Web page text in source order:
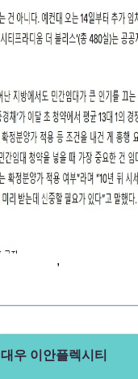
,
대우 이안플렉시티